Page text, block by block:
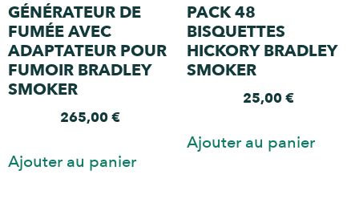
GÉNÉRATEUR DE
FUMÉE AVEC
ADAPTATEUR POUR
FUMOIR BRADLEY
SMOKER
265,00€
Ajouter au panier
PACK 48
BISQUETTES
HICKORY BRADLEY
SMOKER
25,00€
Ajouter au panier